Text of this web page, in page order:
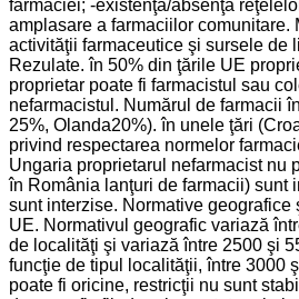
farmaciei; -existenţa/absenţa
amplasare a farmaciilor comunitare.
activităţii farmaceutice şi sursele de
Rezulate. în 50% din ţările UE
proprietar poate fi farmacistul sau
nefarmacistul. Numărul de farmacii
25%, Olanda20%). în unele ţări
privind respectarea normelor
Ungaria proprietarul nefarmacist nu
în România lanţuri de farmacii) sunt
sunt interzise. Normative
UE. Normativul geografic variază
de localităţi şi variază între 2500 şi
funcţie de tipul localităţii, între 3000
poate fi oricine, restricţii nu sunt